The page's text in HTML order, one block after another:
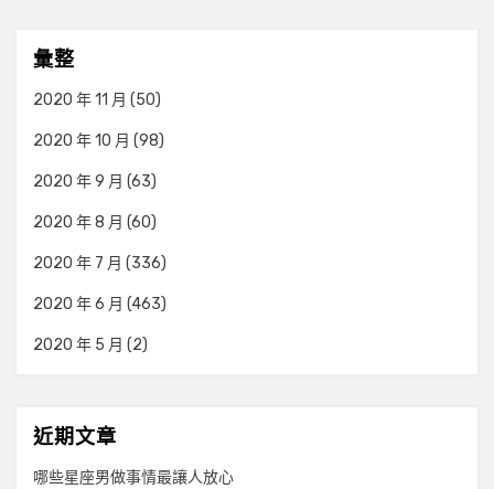
彙整
2020 年 11 月 (50)
2020 年 10 月 (98)
2020 年 9 月 (63)
2020 年 8 月 (60)
2020 年 7 月 (336)
2020 年 6 月 (463)
2020 年 5 月 (2)
近期文章
哪些星座男做事情最讓人放心